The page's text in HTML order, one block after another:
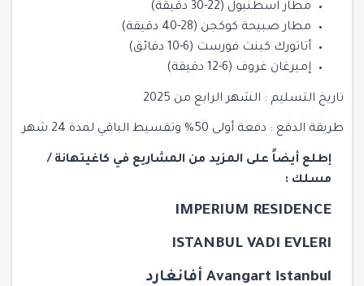
مطار اسطنبول (22-30 دقيقة)
مطار صبيحة كوكجن (28-40 دقيقة)
أتاتورك كينت فورست (6-10 دقائق)
إميرغان غروف (6-12 دقيقة)
تاريخ التسليم : الشهر الرابع من 2025
طريقة الدفع : دفعة أولى 50% وتقسيط الباقي لمدة 24 شهر
إطلع أيضاً على المزيد من المشاريع في كاغيتهانة /
مسلك :
IMPERIUM RESIDENCE
ISTANBUL VADI EVLERI
Avangart istanbul أفانغارد